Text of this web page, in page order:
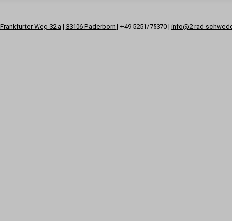
Frankfurter Weg 32 a | 33106 Paderborn | +49 5251/75370 | info@2-rad-